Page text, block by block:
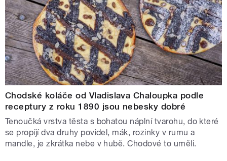
Chodské koláče od Vladislava Chaloupka podle
receptury z roku 1890 jsou nebesky dobré
Tenoučká vrstva těsta s bohatou náplní tvarohu, do které
se propíjí dva druhy povidel, mák, rozinky v rumu a
mandle, je zkrátka nebe v hubě. Chodové to uměli.